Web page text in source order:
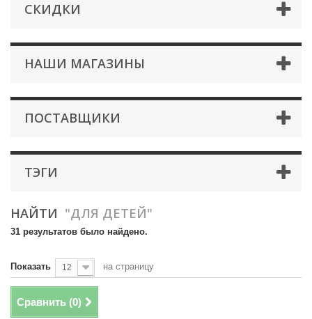
СКИДКИ
НАШИ МАГАЗИНЫ
ПОСТАВЩИКИ
ТЭГИ
НАЙТИ "ДЛЯ ДЕТЕЙ"
31 результатов было найдено.
Показать 12 на страницу
Сравнить (0)